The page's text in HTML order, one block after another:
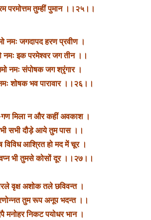
परमोत्तम तुम्हीं पुमान ।।२५।।
नमः जगदापद हरण प्रवीण ।
नमः इक परमेश्वर जग तीन ।।
नमः संपोषक जग श्रृंगार ।
शोषक भव पारावार ।।२६।।
मिला न और कहीं अवकाश ।
सभी दौड़े आये तुम पास ।।
विविध आश्रित हो मद में चूर ।
भी तुमसे कोसों दूर ।।२७।।
वृक्ष अशोक तले छविवन्त ।
तुम रूप अनूप भदन्त ।।
मनोहर निकट पयोधर भान ।